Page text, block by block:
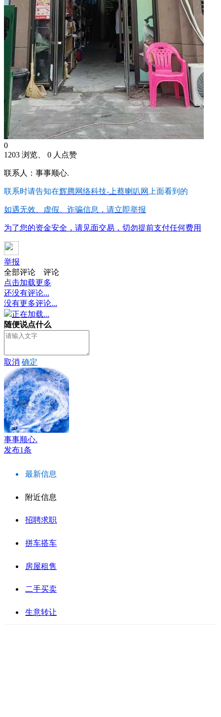
0
1203 浏览、 0 人点赞
联系人：事事顺心.
联系时请告知在辉腾网络科技-上蔡喇叭网 上面看到的
如遇无效、虚假、诈骗信息，请立即举报
为了您的资金安全，请见面交易，切勿提前支付任何费用
举报
全部评论
评论
点击加载更多
还没有评论...
没有更多评论...
正在加载...
随便说点什么
取消 确定
事事顺心.
发布1条
最新信息
附近信息
招聘求职
拼车搭车
房屋租售
二手买卖
生意转让